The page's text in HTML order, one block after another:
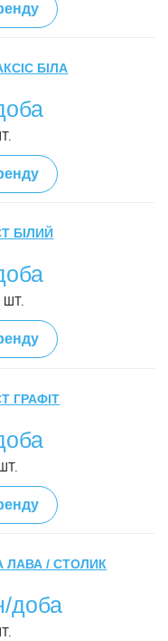
БІЛА
БІЛИЙ
ШТ.
ГРАФІТ
ШТ.
ЛАВА / СТОЛИК
доба